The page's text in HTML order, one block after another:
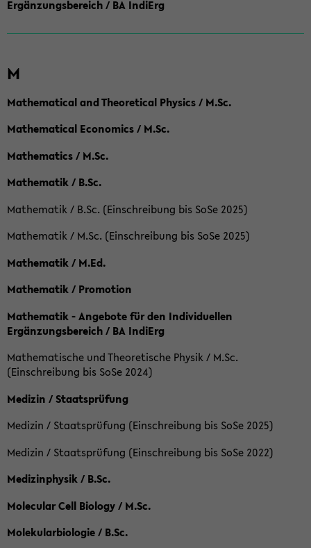
Ergänzungsbereich / BA IndiErg
M
Mathematical and Theoretical Physics / M.Sc.
Mathematical Economics / M.Sc.
Mathematics / M.Sc.
Mathematik / B.Sc.
Mathematik / B.Sc. (Einschreibung bis SoSe 2025)
Mathematik / M.Sc. (Einschreibung bis SoSe 2025)
Mathematik / M.Ed.
Mathematik / Promotion
Mathematik - Angebote für den Individuellen
Ergänzungsbereich / BA IndiErg
Mathematische und Theoretische Physik / M.Sc.
(Einschreibung bis SoSe 2024)
Medizin / Staatsprüfung
Medizin / Staatsprüfung (Einschreibung bis SoSe 2025)
Medizin / Staatsprüfung (Einschreibung bis SoSe 2022)
Medizinphysik / B.Sc.
Molecular Cell Biology / M.Sc.
Molekularbiologie / B.Sc.